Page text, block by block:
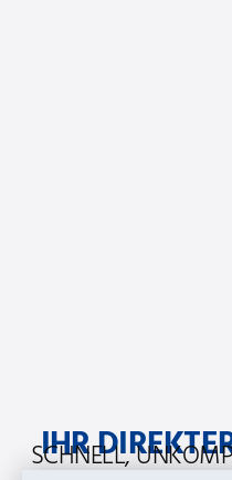
IHR
SCHNELL,